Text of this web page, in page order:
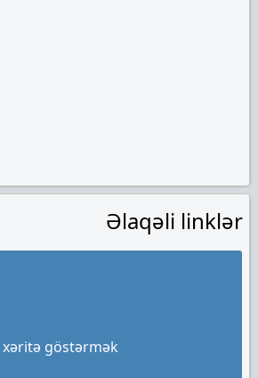
Əlaqəli linklər
xəritə göstərmək